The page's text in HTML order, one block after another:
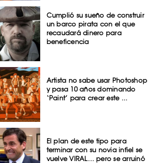
Cumplió su sueño de construir
un barco pirata con el que
recaudará dinero para
beneficencia
Artista no sabe usar Photoshop
y pasa 10 años dominando
‘Paint’ para crear este ...
El plan de este tipo para
terminar con su novia infiel se
vuelve VIRAL… pero se arruinó